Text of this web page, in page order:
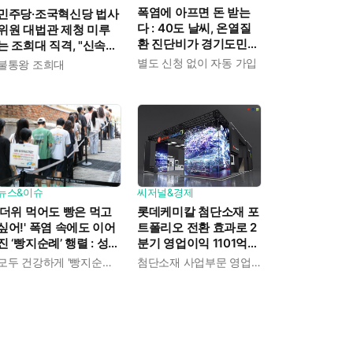
주당·조국혁신당 법사
원 대법관 제청 미루
조희대 직격, "신속한
판 약속도 저버려"
통왕 조희대
폭염에 아프면 돈 받는
다 : 40도 날씨, 온열질
환 진단비가 경기도민에
게 주어진다
별도 신청 없이 자동 가입
스&이슈
위 먹어도 빵은 먹고
어!' 폭염 속에도 이어
‘빵지순례’ 행렬 : 성심
이 대기 손님 위해 준모두 건강하게 '빵지순례' 마치시길.
씨저널&경제
롯데케미칼 첨단소재 포
트폴리오 전환 효과로 2
분기 영업이익 1101억으
로 흑자전환 성공 : 대산·첨단소재 사업부문 영업이익 1325억 원